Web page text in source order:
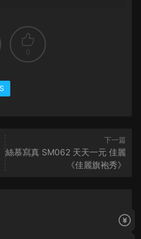
0
下一篇
絲慕寫真 SM062 天天一元 佳麗
《佳麗旗袍秀》